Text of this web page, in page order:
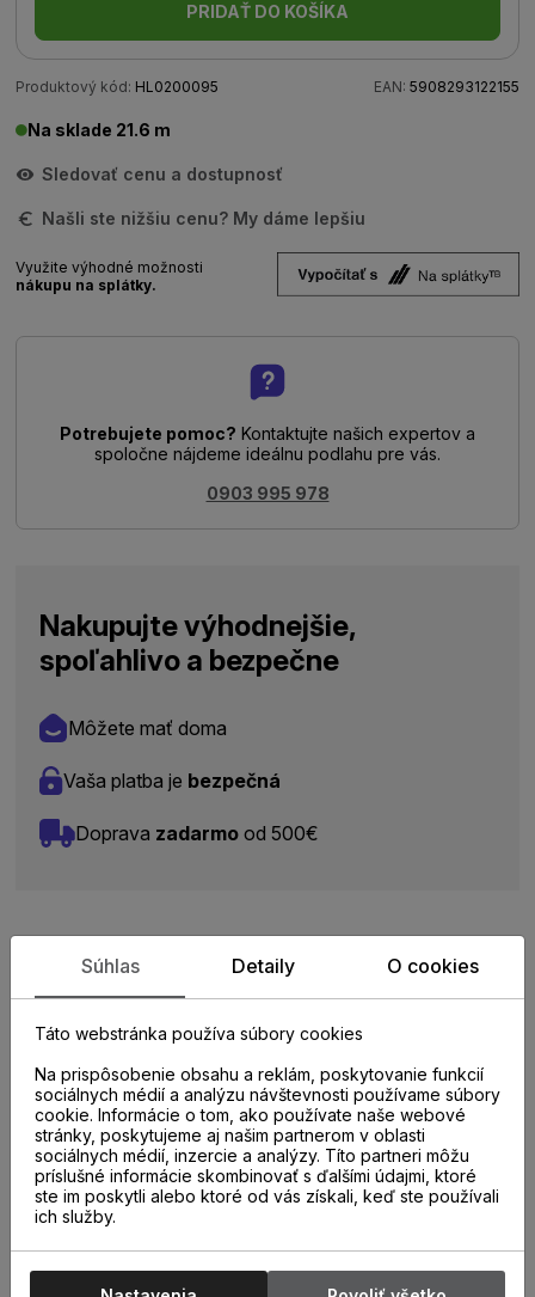
PRIDAŤ DO KOŠÍKA
Produktový kód: HL0200095 EAN: 5908293122155
Na sklade 21.6 m
Sledovať cenu a dostupnosť
Našli ste nižšiu cenu? My dáme lepšiu
Využite výhodné možnosti
nákupu na splátky.
Potrebujete pomoc? Kontaktujte našich expertov a
spoločne nájdeme ideálnu podlahu pre vás.
0903 995 978
Nakupujte výhodnejšie,
spoľahlivo a bezpečne
Môžete mať doma
Vaša platba je bezpečná
Doprava zadarmo od 500€
Zistite viac o vlastnostiach
Poraďte sa s
odborníkom u nás na
Súhlas Detaily O cookies
Táto webstránka používa súbory cookies
Na prispôsobenie obsahu a reklám, poskytovanie funkcií
sociálnych médií a analýzu návštevnosti používame súbory
cookie. Informácie o tom, ako používate naše webové
stránky, poskytujeme aj našim partnerom v oblasti
sociálnych médií, inzercie a analýzy. Títo partneri môžu
príslušné informácie skombinovať s ďalšími údajmi, ktoré
ste im poskytli alebo ktoré od vás získali, keď ste používali
ich služby.